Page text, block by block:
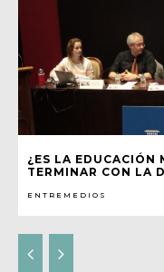
¿ES LA EDUCACIÓN
TERMINAR CON LA
ENTREMEDIOS